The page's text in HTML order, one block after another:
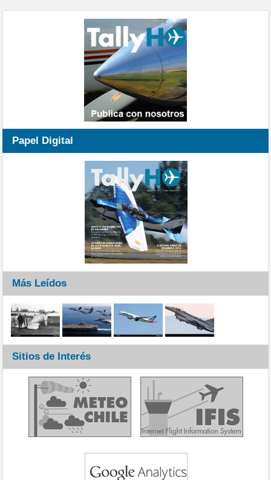
Papel Digital
Más Leídos
Sitios de Interés